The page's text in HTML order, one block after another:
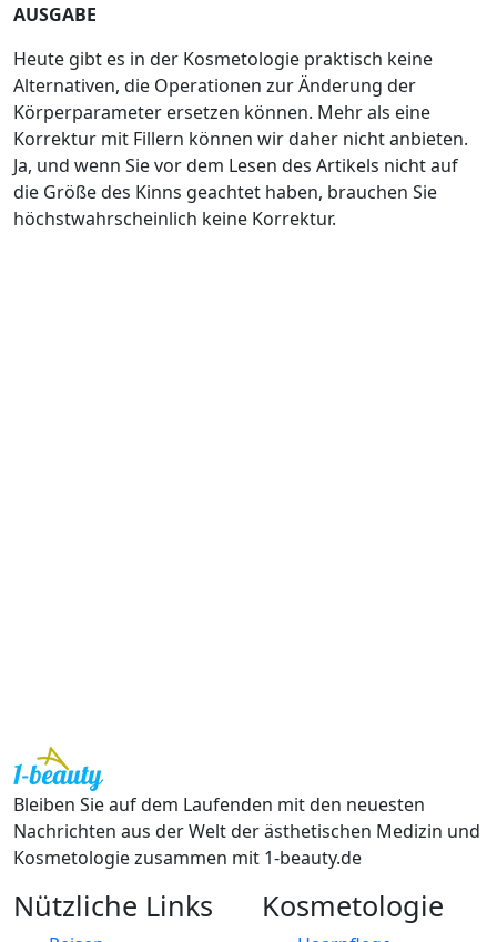
AUSGABE
Heute gibt es in der Kosmetologie praktisch keine
Alternativen, die Operationen zur Änderung der
Körperparameter ersetzen können. Mehr als eine
Korrektur mit Fillern können wir daher nicht anbieten.
Ja, und wenn Sie vor dem Lesen des Artikels nicht auf
die Größe des Kinns geachtet haben, brauchen Sie
höchstwahrscheinlich keine Korrektur.
Bleiben Sie auf dem Laufenden mit den neuesten
Nachrichten aus der Welt der ästhetischen Medizin und
Kosmetologie zusammen mit 1-beauty.de
Nützliche Links Kosmetologie